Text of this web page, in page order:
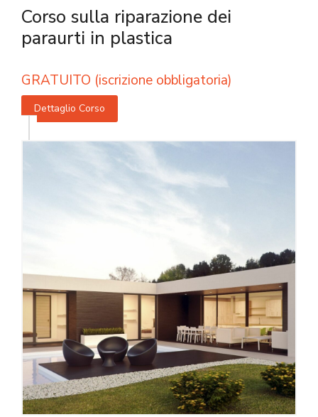
Corso sulla riparazione dei
paraurti in plastica
GRATUITO (iscrizione obbligatoria)
Dettaglio Corso